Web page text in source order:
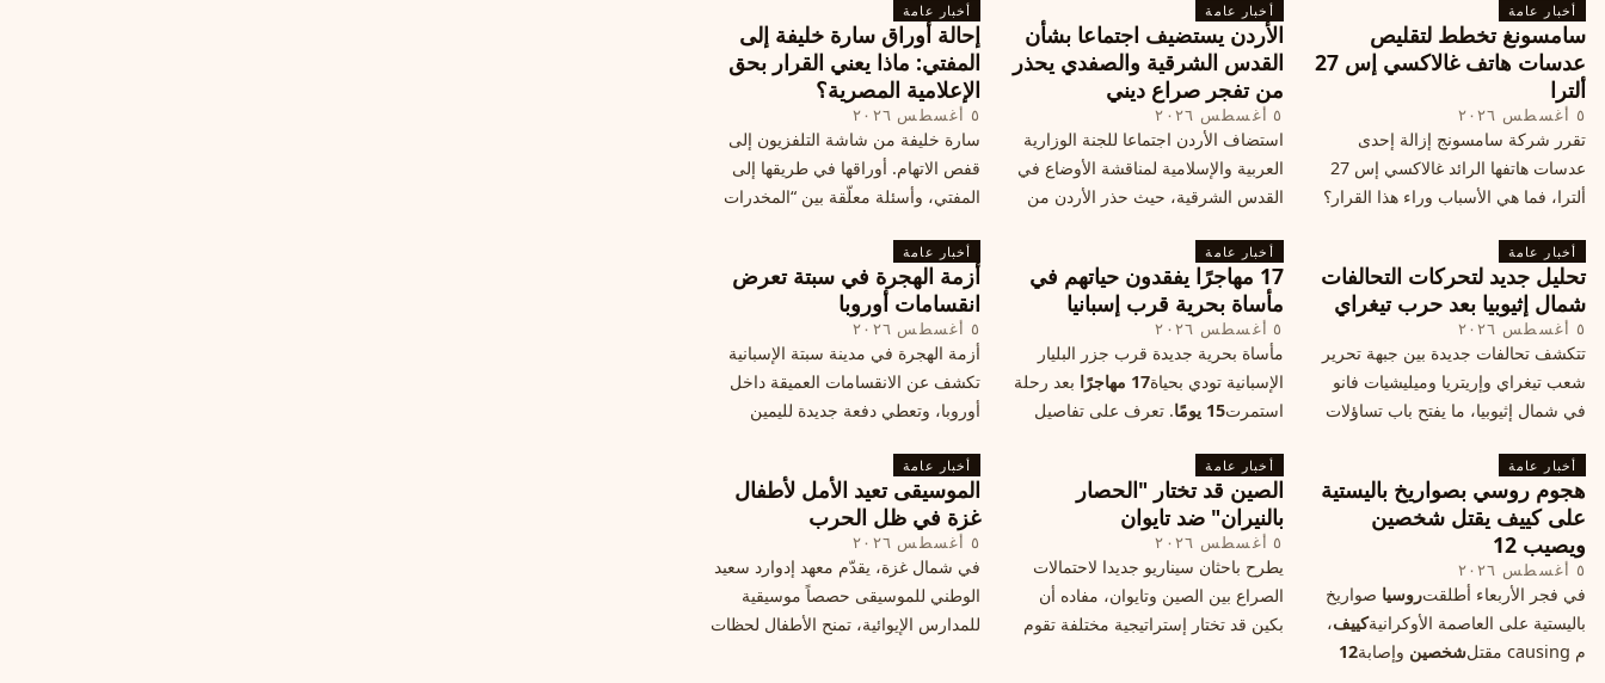
أخبار عامة
سامسونغ تخطط لتقليص
عدسات هاتف غالاكسي إس 27
ألترا
٥ أغسطس ٢٠٢٦
تقرر شركة سامسونج إزالة إحدى
عدسات هاتفها الرائد غالاكسي إس 27
ألترا، فما هي الأسباب وراء هذا القرار؟
الأندرويد الأغلى في السوق؟
أخبار عامة
الأردن يستضيف اجتماعا بشأن
القدس الشرقية والصفدي يحذر
من تفجر صراع ديني
٥ أغسطس ٢٠٢٦
استضاف الأردن اجتماعا للجنة الوزارية
العربية والإسلامية لمناقشة الأوضاع في
القدس الشرقية، حيث حذر الأردن من
الدول إلى الامتناع عن نقل سفاراتها إلى
القدس، ما يزيد التوتر في المنطقة
أخبار عامة
إحالة أوراق سارة خليفة إلى
المفتي: ماذا يعني القرار بحق
الإعلامية المصرية؟
٥ أغسطس ٢٠٢٦
سارة خليفة من شاشة التلفزيون إلى
قفص الاتهام. أوراقها في طريقها إلى
المفتي، وأسئلة معلّقة بين “المخدرات
أخبار عامة
تحليل جديد لتحركات التحالفات
شمال إثيوبيا بعد حرب تيغراي
٥ أغسطس ٢٠٢٦
تتكشف تحالفات جديدة بين جبهة تحرير
شعب تيغراي وإريتريا وميليشيات فانو
في شمال إثيوبيا، ما يفتح باب تساؤلات
الخريطة السياسية.
أخبار عامة
17 مهاجرًا يفقدون حياتهم في
مأساة بحرية قرب إسبانيا
٥ أغسطس ٢٠٢٦
مأساة بحرية جديدة قرب جزر البليار
الإسبانية تودي بحياة17 مهاجرًا
بعد رحلة
استمرت15 يومًا
. تعرف على تفاصيل
أخبار عامة
أزمة الهجرة في سبتة تعرض
انقسامات أوروبا
٥ أغسطس ٢٠٢٦
أزمة الهجرة في مدينة سبتة الإسبانية
تكشف عن الانقسامات العميقة داخل
أوروبا، وتعطي دفعة جديدة لليمين
الأوروبي لاستغلال هشاشة موقفه، فما
هي الآثار السياسية لهذه الأزمة؟
أخبار عامة
هجوم روسي بصواريخ باليستية
على كييف يقتل شخصين
ويصيب 12
٥ أغسطس ٢٠٢٦
في فجر الأربعاء أطلقتروسيا صواريخ
باليستية على العاصمة الأوكرانيةكييف،
م causing مقتل
شخصين وإصابة12
أخبار عامة
الصين قد تختار "الحصار
بالنيران" ضد تايوان
٥ أغسطس ٢٠٢٦
يطرح باحثان سيناريو جديدا لاحتمالات
الصراع بين الصين وتايوان، مفاده أن
بكين قد تختار إستراتيجية مختلفة تقوم
أخبار عامة
الموسيقى تعيد الأمل لأطفال
غزة في ظل الحرب
٥ أغسطس ٢٠٢٦
في شمال غزة، يقدّم معهد إدوارد سعيد
الوطني للموسيقى حصصاً موسيقية
للمدارس الإيوائية، تمنح الأطفال لحظات